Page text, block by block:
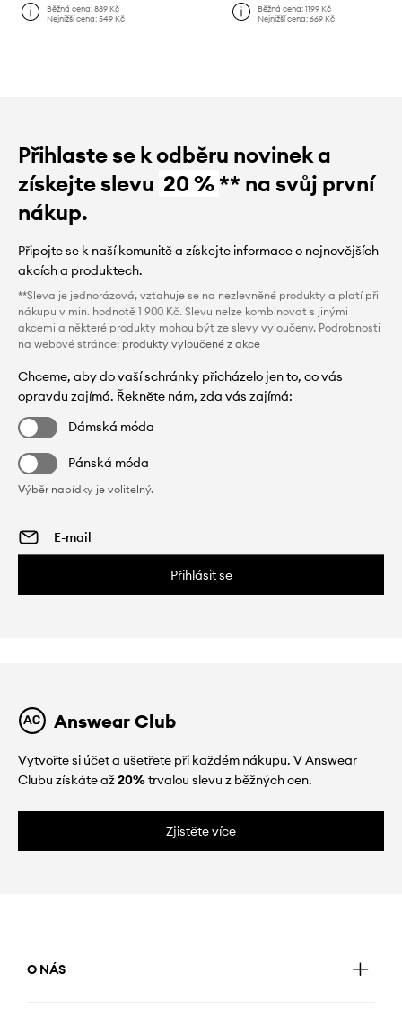
Běžná cena:889 Kč
Nejnižší cena:549 Kč
Běžná cena: 1199 Kč
Nejnižší cena: 669 Kč
Přihlaste se k odběru novinek a
získejte slevu 20 %** na svůj první
nákup.
Připojte se k naší komunitě a získejte informace o nejnovějších
akcích a produktech.
**Sleva je jednorázová, vztahuje se na nezlevněné produkty a platí při
nákupu v min. hodnotě 1 900 Kč. Slevu nelze kombinovat s jinými
akcemi a některé produkty mohou být ze slevy vyloučeny. Podrobnosti
na webové stránce: produkty vyloučené z akce
Chceme, aby do vaší schránky přicházelo jen to, co vás
opravdu zajímá. Řekněte nám, zda vás zajímá:
Dámská móda
Pánská móda
Výběr nabídky je volitelný.
Přihlásit se
Answear Club
Vytvořte si účet a ušetřete při každém nákupu. V Answear
Clubu získáte až20%trvalou slevu z běžných cen.
Zjistěte více
O NÁS